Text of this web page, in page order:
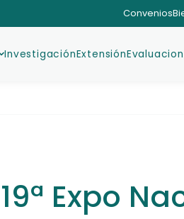
Convenios
InvestigaciónExtensión
Expo